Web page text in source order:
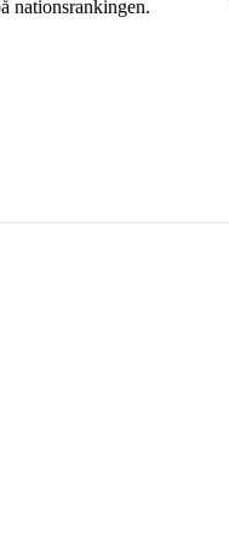
nationsrankingen.